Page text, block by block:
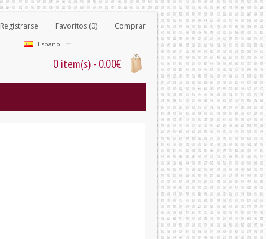
Español
Registrarse Favoritos (0) Comprar
0 item(s) - 0.00€